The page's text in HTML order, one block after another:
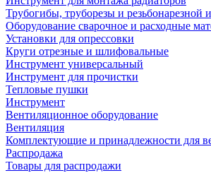
Трубогибы, труборезы и резьбонарезной
Оборудование сварочное и расходные
Установки для опрессовки
Круги отрезные и шлифовальные
Инструмент универсальный
Инструмент для прочистки
Тепловые пушки
Инструмент
Вентиляционное оборудование
Вентиляция
Комплектующие и принадлежности для
Распродажа
Товары для распродажи